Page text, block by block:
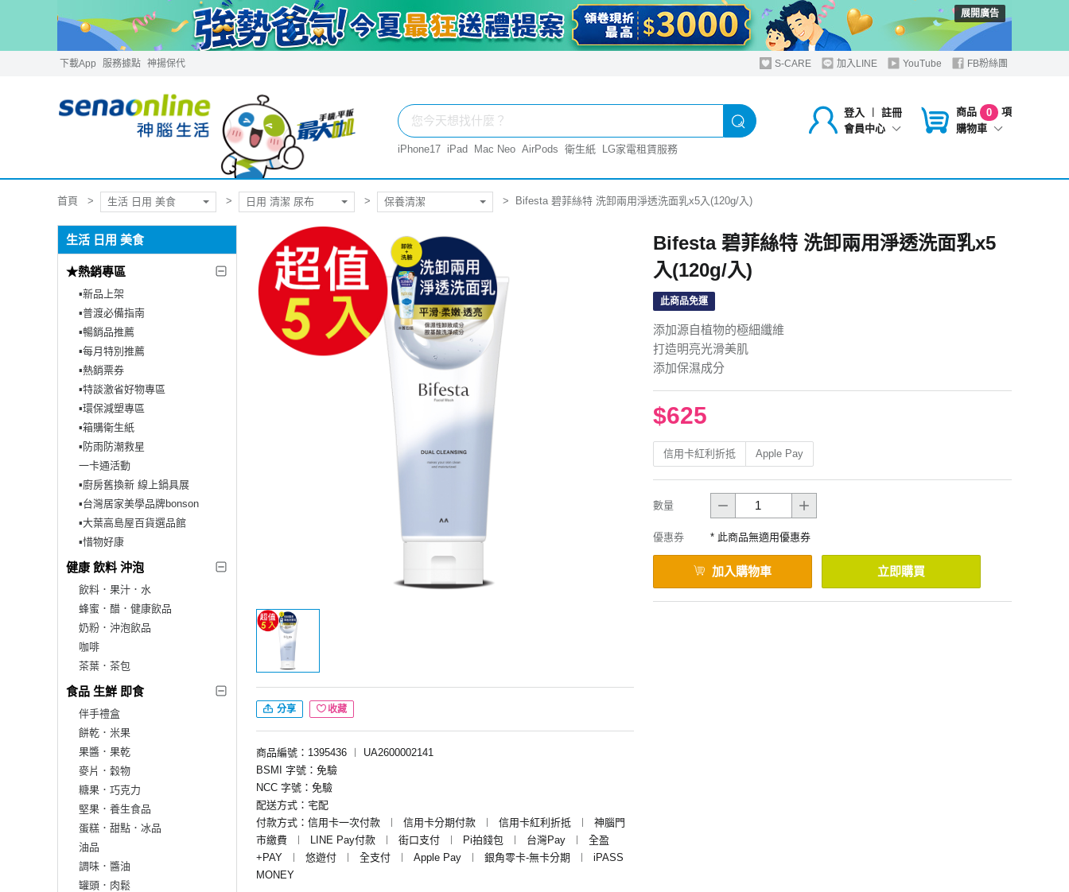
展開廣告
下載App 服務據點 神揚保代 S-CARE 加入LINE YouTube FB粉絲團
登入 ︱
註冊
會員中心
商品 0
項
購物車
iPhone17 iPad Mac Neo AirPods 衛生紙 LG家電租賃服務
首頁 生活 日用 美食 日用 清潔 尿布 保養清潔 Bifesta 碧菲絲特 洗卸兩用淨透洗面乳x5入(120g/入)
生活 日用 美食
★熱銷專區
▪︎新品上架
▪︎普渡必備指南
▪︎暢銷品推薦
▪︎每月特別推薦
▪︎熱銷票券
▪︎特談激省好物專區
▪︎環保減塑專區
▪︎箱購衛生紙
▪︎防雨防潮救星
一卡通活動
▪︎廚房舊換新 線上鍋具展
▪︎台灣居家美學品牌bonson
▪︎大葉高島屋百貨選品館
▪︎惜物好康
健康 飲料 沖泡
飲料．果汁．水
蜂蜜．醋．健康飲品
奶粉．沖泡飲品
咖啡
茶葉．茶包
食品 生鮮 即食
伴手禮盒
餅乾．米果
果醬．果乾
麥片．穀物
糖果．巧克力
堅果．養生食品
蛋糕．甜點．冰品
油品
調味．醬油
罐頭．肉鬆
分享 收藏
商品編號：1395436 ︱
UA2600002141
BSMI 字號：免驗
NCC 字號：免驗
配送方式：宅配
付款方式：信用卡一次付款
︱ 信用卡分期付款 ︱ 信用卡紅利折抵 ︱
神腦門
市繳費
︱ LINE Pay付款 ︱ 街口支付 ︱ Pi拍錢包 ︱ 台灣Pay ︱
全盈
+PAY
︱ 悠遊付 ︱ 全支付 ︱ Apple Pay ︱ 銀角零卡-無卡分期 ︱
iPASS
MONEY
Bifesta 碧菲絲特 洗卸兩用淨透洗面乳x5
入(120g/入)
此商品免運
添加源自植物的極細纖維
打造明亮光滑美肌
添加保濕成分
$625
信用卡紅利折抵 Apple Pay
數量
優惠券 * 此商品無適用優惠券
加入購物車 立即購買